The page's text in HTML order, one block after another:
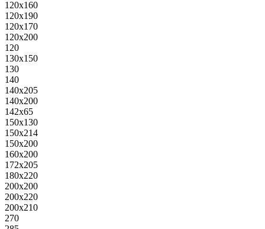
120х160
120х190
120х170
120х200
120
130х150
130
140
140х205
140х200
142х65
150х130
150х214
150х200
160х200
172х205
180х220
200х200
200х220
200х210
270